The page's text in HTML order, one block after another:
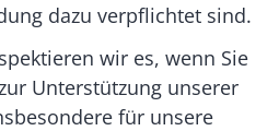
dazu verpflichtet sind.
wir es, wenn Sie
Unterstützung unserer
für unsere